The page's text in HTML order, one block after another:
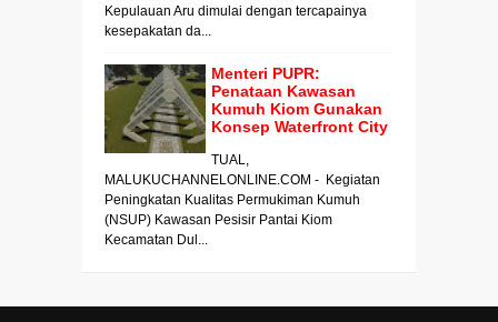
Kepulauan Aru dimulai dengan tercapainya
kesepakatan da...
Menteri PUPR:
Penataan Kawasan
Kumuh Kiom Gunakan
Konsep Waterfront City
TUAL,
MALUKUCHANNELONLINE.COM - Kegiatan
Peningkatan Kualitas Permukiman Kumuh
(NSUP) Kawasan Pesisir Pantai Kiom
Kecamatan Dul...